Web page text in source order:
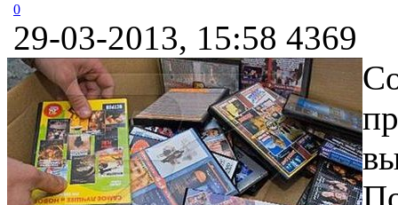
0
29-03-2013, 15:58 4369